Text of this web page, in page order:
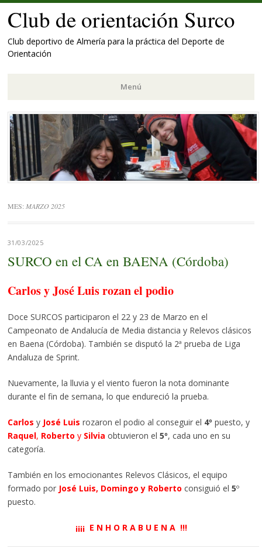
Club de orientación Surco
Club deportivo de Almería para la práctica del Deporte de
Orientación
Menú
Saltar
al
contenido.
MES: MARZO 2025
31/03/2025
SURCO en el CA en BAENA (Córdoba)
Carlos y José Luis rozan el podio
Doce SURCOS participaron el 22 y 23 de Marzo en el
Campeonato de Andalucía de Media distancia y Relevos clásicos
en Baena (Córdoba). También se disputó la 2ª prueba de Liga
Andaluza de Sprint.
Nuevamente, la lluvia y el viento fueron la nota dominante
durante el fin de semana, lo que endureció la prueba.
Carlos y José Luis rozaron el podio al conseguir el 4º puesto, y
Raquel, Roberto y Silvia obtuvieron el 5º, cada uno en su
categoría.
También en los emocionantes Relevos Clásicos, el equipo
formado por José Luis, Domingo y Roberto consiguió el 5º
puesto.
¡¡¡¡ E N H O R A B U E N A !!!